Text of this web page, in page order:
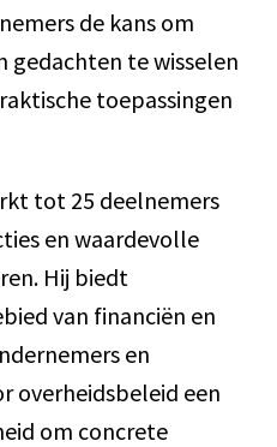
de kans om
gedachten te wisselen
toepassingen
tot 25 deelnemers
en waardevolle
Hij biedt
van financiën en
en
overheidsbeleid een
om concrete